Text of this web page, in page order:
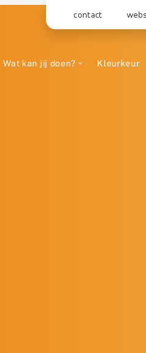
contact
Wat kan jij doen? Kleurkeur